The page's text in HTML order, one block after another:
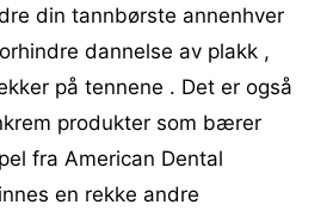
din tannbørste annenhver
dannelse av plakk ,
på tennene . Det er også
produkter som bærer
fra American Dental
en rekke andre